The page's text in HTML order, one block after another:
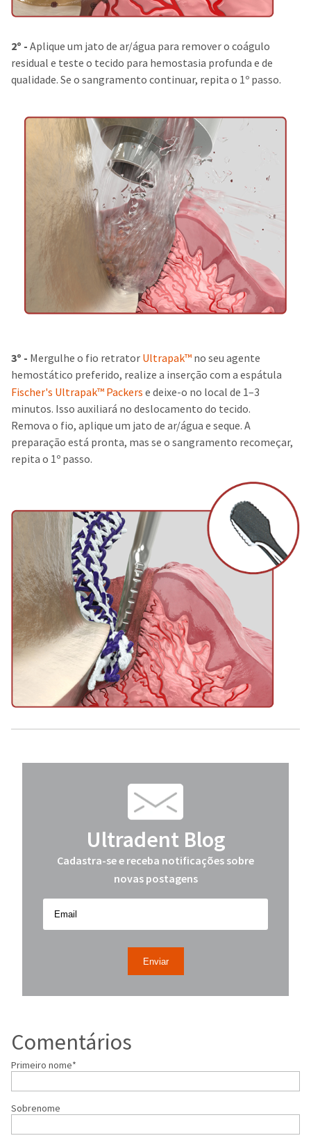
2º -Aplique um jato de ar/água para remover o coágulo
residual e teste o tecido para hemostasia profunda e de
qualidade. Se o sangramento continuar, repita o 1º passo.
3º - Mergulhe o fio retratorUltrapak™no seu agente
hemostático preferido, realize a inserção com a espátula
Fischer's Ultrapak™ Packerse deixe-o no local de 1–3
minutos. Isso auxiliará no deslocamento do tecido.
Remova o fio, aplique um jato de ar/água e seque. A
preparação está pronta, mas se o sangramento recomeçar,
repita o 1º passo.
Ultradent Blog
Cadastra-se e receba notificações sobre
novas postagens
Comentários
Primeiro nome*
Sobrenome